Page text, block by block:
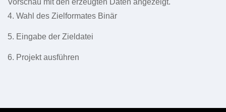
Vorschau mit den erzeugten Daten angezeigt.
4. Wahl des Zielformates Binär
5. Eingabe der Zieldatei
6. Projekt ausführen